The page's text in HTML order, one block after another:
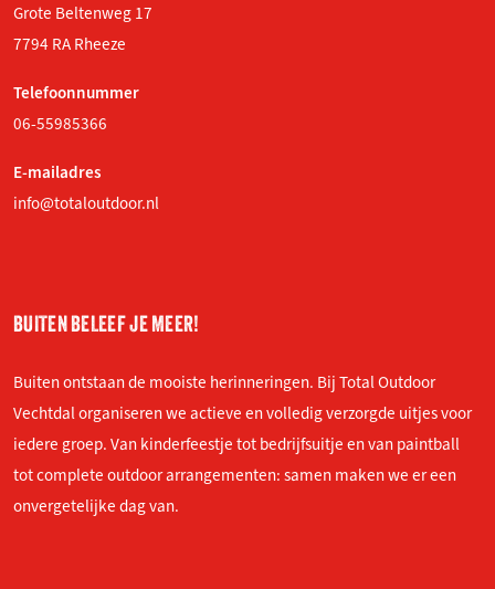
Grote Beltenweg 17
7794 RA Rheeze
Telefoonnummer
06-55985366
E-mailadres
info@totaloutdoor.nl
BUITEN BELEEF JE MEER!
Buiten ontstaan de mooiste herinneringen. Bij Total Outdoor
Vechtdal organiseren we actieve en volledig verzorgde uitjes voor
iedere groep. Van kinderfeestje tot bedrijfsuitje en van paintball
tot complete outdoor arrangementen: samen maken we er een
onvergetelijke dag van.